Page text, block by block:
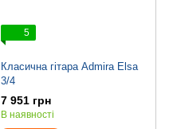
5
Класична гітара Admira Elsa
3/4
7 951 грн
В наявності